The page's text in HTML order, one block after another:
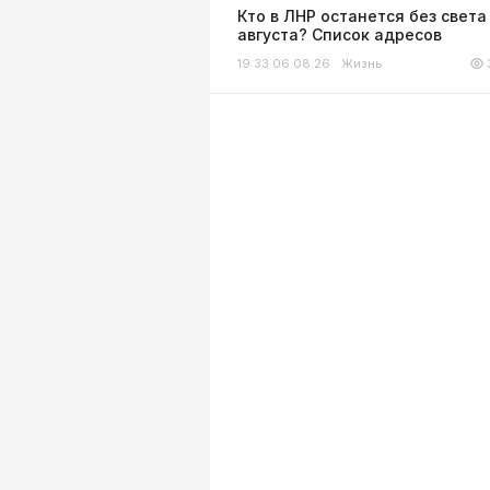
Кто в ЛНР останется без света
августа? Список адресов
19:33 06.08.26 Жизнь